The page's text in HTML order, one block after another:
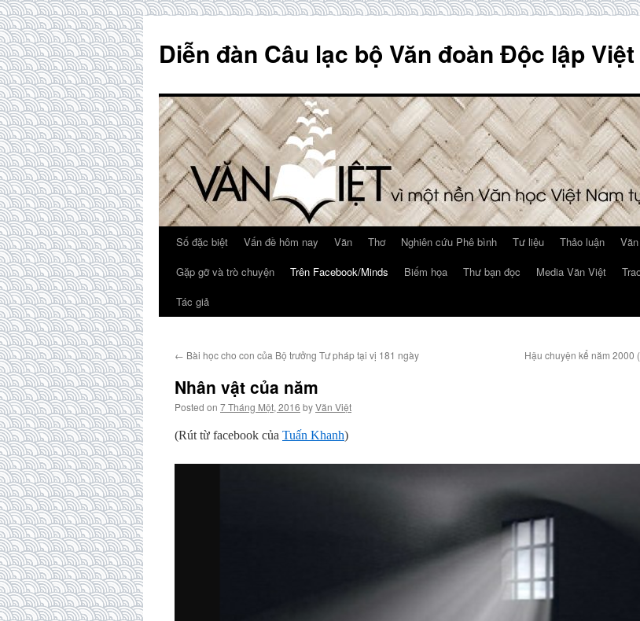
content
Diễn đàn Câu lạc bộ Văn đoàn Độc lập Việt
Số đặc biệt Vấn đề hôm nay Văn Thơ Nghiên cứu Phê bình Tư liệu Thảo luận
Gặp gỡ và trò chuyện
Trên Facebook/Minds Biếm họa Thư bạn đọc Media Văn Việt
Tác giả
← Bài học cho con của Bộ trưởng Tư pháp tại vị 181 ngày Hậu chuyện kể năm 2000
Nhân vật của năm
Posted on 7 Tháng Một, 2016 byVăn Việt
(Rút từ facebook của Tuấn Khanh)